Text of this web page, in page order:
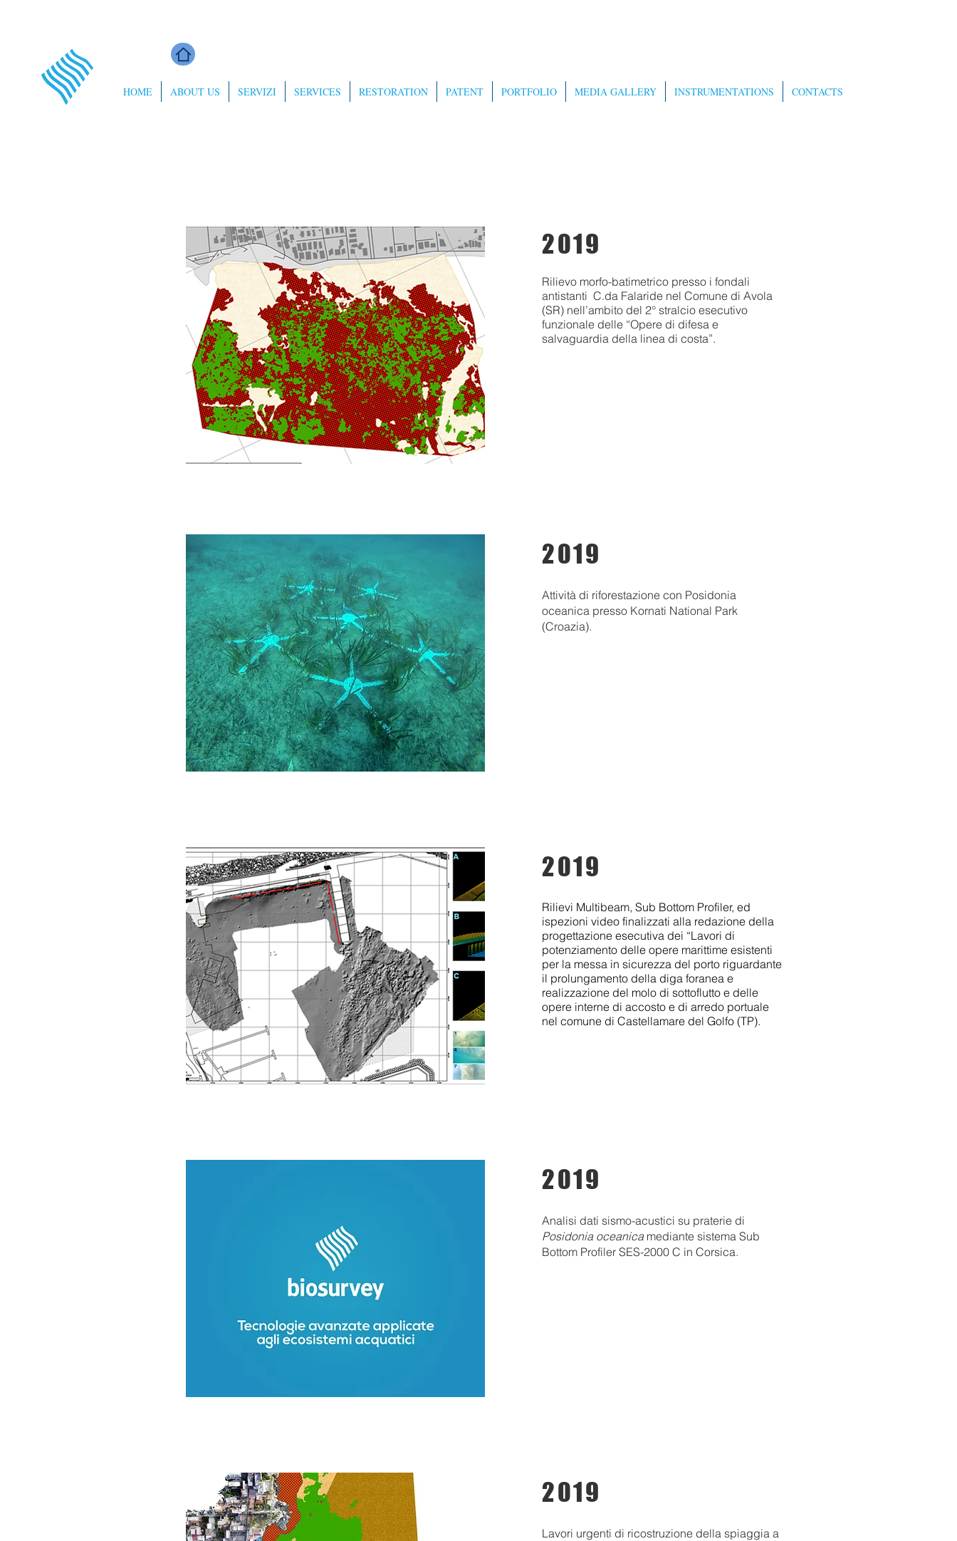
HOME ABOUT US SERVIZI SERVICES RESTORATION PATENT PORTFOLIO MEDIA GALLERY INSTRUMENTATIONS CONTACTS
2019
Rilievo morfo-batimetrico presso i fondali
antistanti C.da Falaride nel Comune di Avola
(SR) nell’ambito del 2° stralcio esecutivo
funzionale delle “Opere di difesa e
salvaguardia della linea di costa”.
2019
Attività di riforestazione con Posidonia
oceanica presso Kornati National Park
(Croazia).
2019
Rilievi Multibeam, Sub Bottom Profiler, ed
ispezioni video finalizzati alla redazione della
progettazione esecutiva dei “Lavori di
potenziamento delle opere marittime esistenti
per la messa in sicurezza del porto riguardante
il prolungamento della diga foranea e
realizzazione del molo di sottoflutto e delle
opere interne di accosto e di arredo portuale
nel comune di Castellamare del Golfo (TP).
2019
Analisi dati sismo-acustici su praterie di
Posidonia oceanica mediante sistema Sub
Bottom Profiler SES-2000 C in Corsica.
2019
Lavori urgenti di ricostruzione della spiaggia a